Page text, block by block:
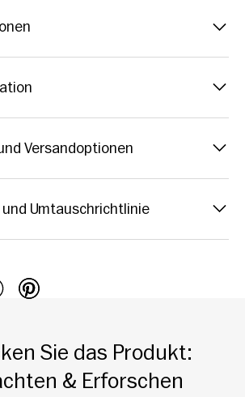
Versandoptionen
und Umtauschrichtlinie
Sie das Produkt:
& Erforschen